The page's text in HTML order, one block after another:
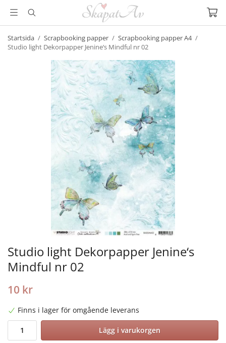
Startsida / Scrapbooking papper / Scrapbooking papper A4 /
Studio light Dekorpapper Jenine‘s Mindful nr 02
Studio light Dekorpapper Jenine‘s
Mindful nr 02
10 kr
Finns i lager för omgående leverans
Lägg i varukorgen